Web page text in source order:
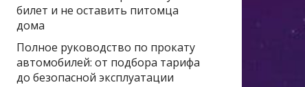
билет и не оставить питомца
дома
Полное руководство по прокату
автомобилей: от подбора тарифа
до безопасной эксплуатации